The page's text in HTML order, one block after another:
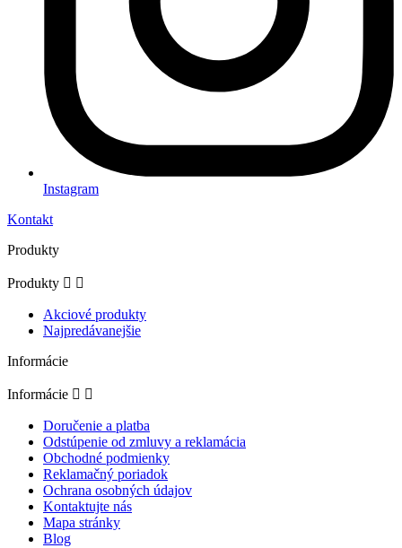
Instagram
Kontakt
Produkty
Produkty  
Akciové produkty
Najpredávanejšie
Informácie
Informácie  
Doručenie a platba
Odstúpenie od zmluvy a reklamácia
Obchodné podmienky
Reklamačný poriadok
Ochrana osobných údajov
Kontaktujte nás
Mapa stránky
Blog